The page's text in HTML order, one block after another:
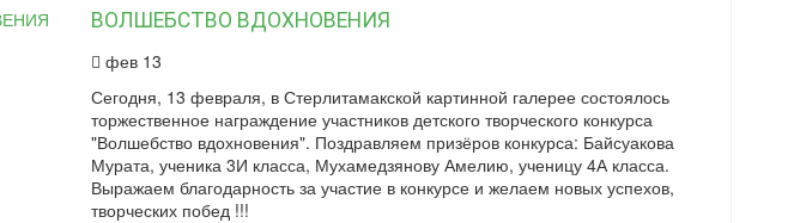
ВОЛШЕБСТВО ВДОХНОВЕНИЯ
фев 13
Сегодня, 13 февраля, в Стерлитамакской картинной галерее состоялось
торжественное награждение участников детского творческого конкурса
"Волшебство вдохновения". Поздравляем призёров конкурса: Байсуакова
Мурата, ученика 3И класса, Мухамедзянову Амелию, ученицу 4А класса.
Выражаем благодарность за участие в конкурсе и желаем новых успехов,
творческих побед !!!